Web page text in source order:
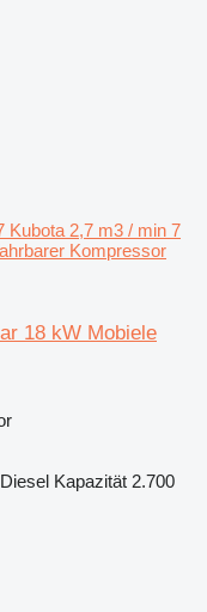
Kubota 2,7 m3 / min 7
Kompressor
18 kW Mobiele
Diesel Kapazität 2.700